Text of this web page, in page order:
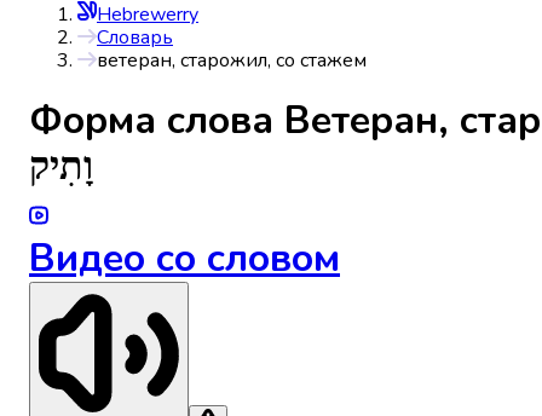
Hebrewerry
Словарь
ветеран, старожил, со стажем
Форма слова Ветеран,
וָתִיק
Видео со словом